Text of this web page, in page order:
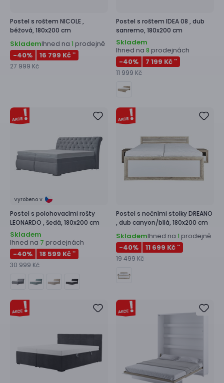
Postel s roštem NICOLE ,
béžová, 180x200 cm
SklademIhned na 1 prodejně
-40% 16 799 Kč **
27 999 Kč
Postel s roštem IDEA 08 , dub
sanremo, 180x200 cm
Skladem
Ihned na 8 prodejnách
-40% 7 199 Kč **
11 999 Kč
Vyrobeno v
Postel s polohovacími rošty
LEONARDO , šedá, 180x200 cm
Skladem
Ihned na 7 prodejnách
-40% 18 599 Kč **
30 999 Kč
Postel s nočními stolkyDREANO
, dub canyon/bílá, 180x200 cm
SklademIhned na 1 prodejně
-40% 11 699 Kč **
19 499 Kč